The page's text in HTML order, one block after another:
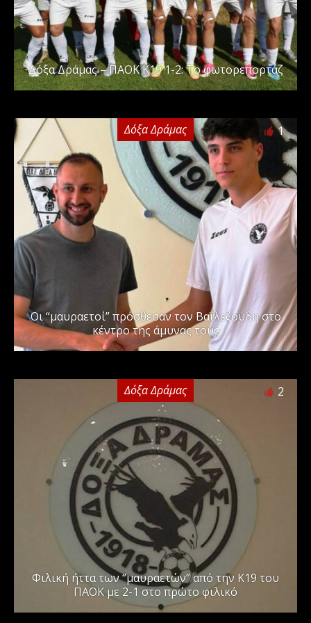
Δόξα Δράμας – ΠΑΟΚ Κ19 1-2: Το φωτορεπορτάζ
Δόξα Δράμας 1
Οι “μαυραετοί” πρόσθεσαν τον Βαϊλεζούδη στο
κέντρο της άμυνας τους
Δόξα Δράμας 2
Φιλική ήττα των “μαυραετών” από την Κ19 του
ΠΑΟΚ με 2-1 στο πρώτο φιλικό